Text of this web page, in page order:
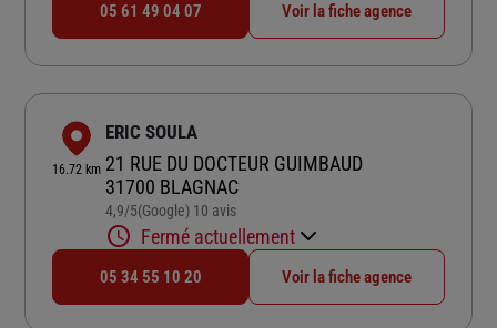
05 61 49 04 07 Voir la fiche agence
16.72 km
ERIC SOULA
21 RUE DU DOCTEUR GUIMBAUD
31700 BLAGNAC
4,9/5Note de 4.9 sur 5
(Google) 10 avis
Fermé actuellement
05 34 55 10 20 Voir la fiche agence